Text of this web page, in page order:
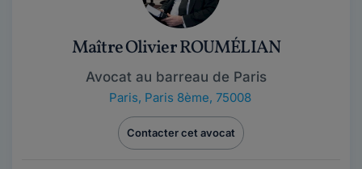
Maître Olivier ROUMÉLIAN
Avocat au barreau de Paris
Paris, Paris 8ème, 75008
Contacter cet avocat